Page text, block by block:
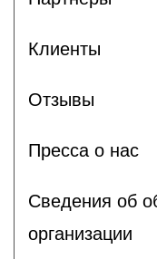
Клиенты
Отзывы
Пресса о нас
Сведения об
организации